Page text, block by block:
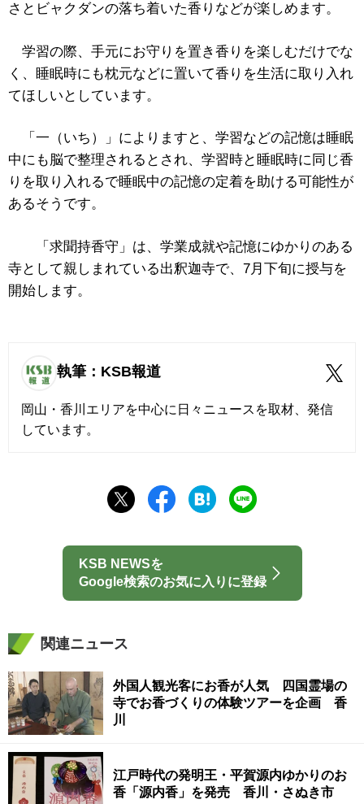
さとビャクダンの落ち着いた香りなどが楽しめます。
学習の際、手元にお守りを置き香りを楽しむだけでな
く、睡眠時にも枕元などに置いて香りを生活に取り入れ
てほしいとしています。
「一（いち）」によりますと、学習などの記憶は睡眠
中にも脳で整理されるとされ、学習時と睡眠時に同じ香
りを取り入れるで睡眠中の記憶の定着を助ける可能性が
あるそうです。
「求聞持香守」は、学業成就や記憶にゆかりのある
寺として親しまれている出釈迦寺で、7月下旬に授与を
開始します。
執筆：KSB報道
岡山・香川エリアを中心に日々ニュースを取材、発信
しています。
KSB NEWSを
Google検索のお気に入りに登録
関連ニュース
外国人観光客にお香が人気 四国霊場の
寺でお香づくりの体験ツアーを企画 香
川
江戸時代の発明王・平賀源内ゆかりのお
香「源内香」を発売 香川・さぬき市